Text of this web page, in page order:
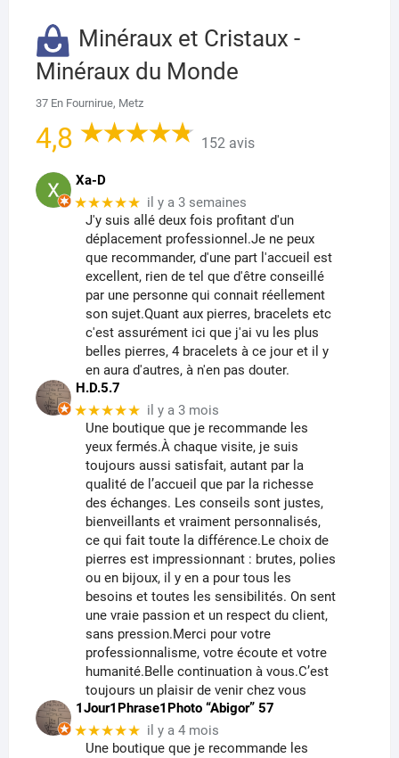
Minéraux et Cristaux -
Minéraux du Monde
37 En Fournirue, Metz
4,8 152 avis
Xa-D
★★★★★ il y a 3 semaines
J'y suis allé deux fois profitant d'un
déplacement professionnel.Je ne peux
que recommander, d'une part l'accueil est
excellent, rien de tel que d'être conseillé
par une personne qui connait réellement
son sujet.Quant aux pierres, bracelets etc
c'est assurément ici que j'ai vu les plus
belles pierres, 4 bracelets à ce jour et il y
en aura d'autres, à n'en pas douter.
H.D.5.7
★★★★★ il y a 3 mois
Une boutique que je recommande les
yeux fermés.À chaque visite, je suis
toujours aussi satisfait, autant par la
qualité de l’accueil que par la richesse
des échanges. Les conseils sont justes,
bienveillants et vraiment personnalisés,
ce qui fait toute la différence.Le choix de
pierres est impressionnant : brutes, polies
ou en bijoux, il y en a pour tous les
besoins et toutes les sensibilités. On sent
une vraie passion et un respect du client,
sans pression.Merci pour votre
professionnalisme, votre écoute et votre
humanité.Belle continuation à vous.C’est
toujours un plaisir de venir chez vous
1Jour1Phrase1Photo “Abigor” 57
★★★★★ il y a 4 mois
Une boutique que je recommande les